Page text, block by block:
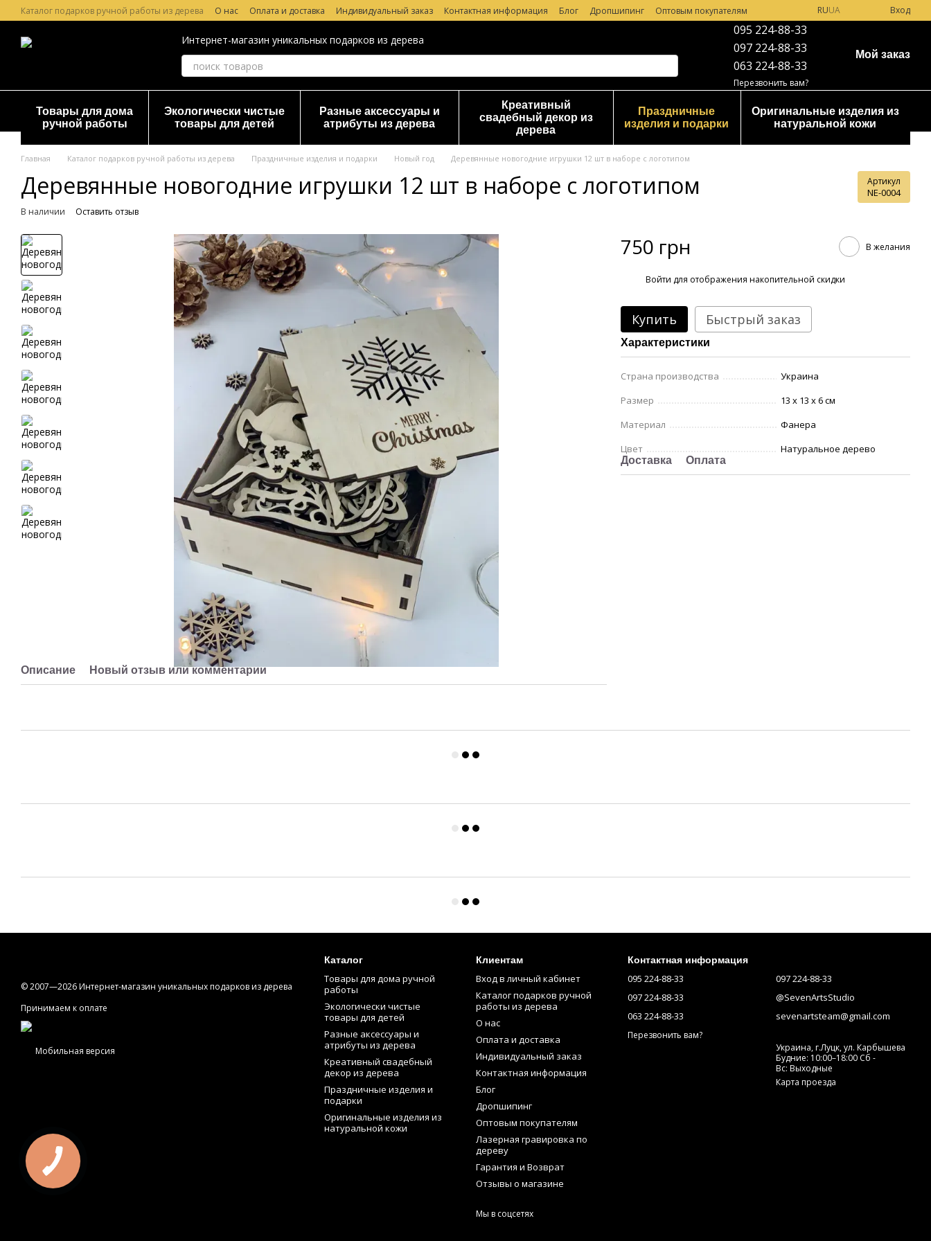
Перейти к основному контенту
Каталог подарков ручной работы из дерева О нас Оплата и доставка Индивидуальный заказ Контактная информация Блог Дропшипинг
Оптовым покупателям
Лазерная гравировка по дереву
Гарантия и Возврат Отзывы о магазине
RUUA Вход
Интернет-магазин уникальных подарков из дерева
095 224-88-33
097 224-88-33
063 224-88-33
Перезвонить вам?
Мой заказ
Товары для дома
ручной работы
Экологически чистые
товары для детей
Разные аксессуары и
атрибуты из дерева
Креативный
свадебный декор из
дерева
Праздничные
изделия и подарки
Оригинальные изделия из
натуральной кожи
Главная Каталог подарков ручной работы из дерева Праздничные изделия и подарки Новый год Деревянные новогодние игрушки 12 шт в наборе с логотипом
Деревянные новогодние игрушки 12 шт в наборе с логотипом Артикул
NE-0004
В наличии Оставить отзыв
Описание Новый отзыв или комментарий
750 грн В желания
Войти для отображения накопительной скидки
Купить Быстрый заказ
Характеристики
Страна производства
Украина
Размер
13 х 13 х 6 см
Материал
Фанера
Цвет
Натуральное дерево
Доставка Оплата
© 2007—2026 Интернет-магазин уникальных подарков из дерева
Принимаем к оплате
Мобильная версия
Каталог
Товары для дома ручной
работы
Экологически чистые
товары для детей
Разные аксессуары и
атрибуты из дерева
Креативный свадебный
декор из дерева
Праздничные изделия и
подарки
Оригинальные изделия из
натуральной кожи
Клиентам
Вход в личный кабинет
Каталог подарков ручной
работы из дерева
О нас
Оплата и доставка
Индивидуальный заказ
Контактная информация
Блог
Дропшипинг
Оптовым покупателям
Лазерная гравировка по
дереву
Гарантия и Возврат
Отзывы о магазине
Мы в соцсетях
Контактная информация
095 224-88-33
097 224-88-33
063 224-88-33
Перезвонить вам?
097 224-88-33
@SevenArtsStudio
sevenartsteam@gmail.com
Украина, г.Луцк, ул. Карбышева
Будние: 10:00–18:00 Сб -
Вс: Выходные
Карта проезда